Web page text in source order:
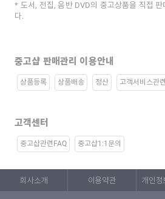
도서, 전집, 음반 DVD의 중고상품을 직접 판
다.
중고샵 판매관리 이용안내
상품등록 상품배송 정산 고객서비스관련
고객센터
중고샵관련FAQ 중고샵1:1문의
회사소개 이용약관 개인정